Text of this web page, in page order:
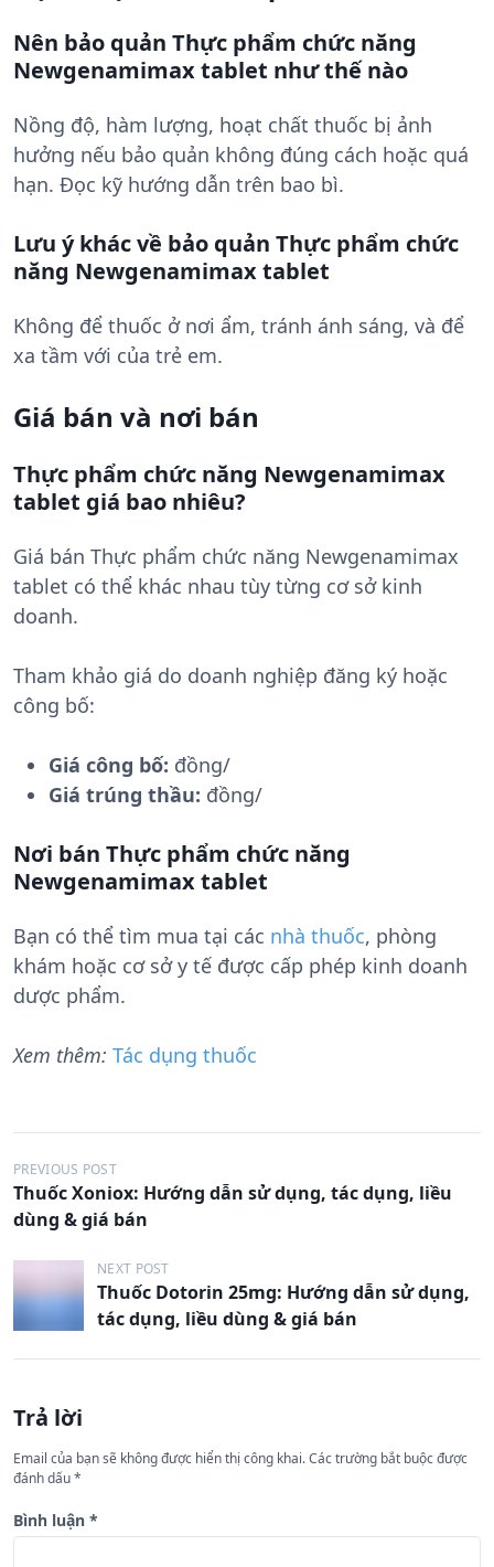
Nên bảo quản Thực phẩm chức năng
Newgenamimax tablet như thế nào
Nồng độ, hàm lượng, hoạt chất thuốc bị ảnh
hưởng nếu bảo quản không đúng cách hoặc quá
hạn. Đọc kỹ hướng dẫn trên bao bì.
Lưu ý khác về bảo quản Thực phẩm chức
năng Newgenamimax tablet
Không để thuốc ở nơi ẩm, tránh ánh sáng, và để
xa tầm với của trẻ em.
Giá bán và nơi bán
Thực phẩm chức năng Newgenamimax
tablet giá bao nhiêu?
Giá bán Thực phẩm chức năng Newgenamimax
tablet có thể khác nhau tùy từng cơ sở kinh
doanh.
Tham khảo giá do doanh nghiệp đăng ký hoặc
công bố:
Giá công bố: đồng/
Giá trúng thầu: đồng/
Nơi bán Thực phẩm chức năng
Newgenamimax tablet
Bạn có thể tìm mua tại các nhà thuốc, phòng
khám hoặc cơ sở y tế được cấp phép kinh doanh
dược phẩm.
Xem thêm: Tác dụng thuốc
Đ
i
u
h
ư
n
b
à
i
PREVIOUS POST
Thuốc Xoniox: Hướng dẫn sử dụng, tác dụng, liều
dùng & giá bán
NEXT POST
Thuốc Dotorin 25mg: Hướng dẫn sử dụng,
tác dụng, liều dùng & giá bán
Trả lời
Email của bạn sẽ không được hiển thị công khai.Các trường bắt buộc được
đánh dấu*
Bình luận *